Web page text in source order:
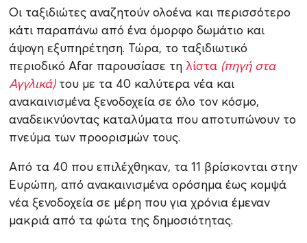
Οι ταξιδιώτες αναζητούν ολοένα και περισσότερο
κάτι παραπάνω από ένα όμορφο δωμάτιο και
άψογη εξυπηρέτηση. Τώρα, το ταξιδιωτικό
περιοδικό Afar παρουσίασε τη λίστα (πηγή στα
Αγγλικά)του με τα 40 καλύτερα νέα και
ανακαινισμένα ξενοδοχεία σε όλο τον κόσμο,
αναδεικνύοντας καταλύματα που αποτυπώνουν το
πνεύμα των προορισμών τους.
Από τα 40 που επιλέχθηκαν, τα 11 βρίσκονται στην
Ευρώπη, από ανακαινισμένα ορόσημα έως κομψά
νέα ξενοδοχεία σε μέρη που για χρόνια έμεναν
μακριά από τα φώτα της δημοσιότητας.